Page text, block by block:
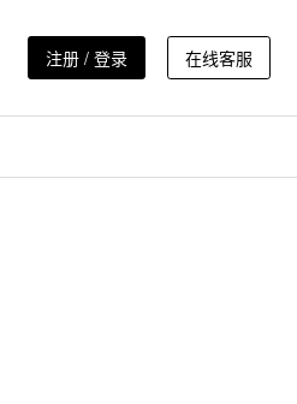
注册 / 登录 在线客服